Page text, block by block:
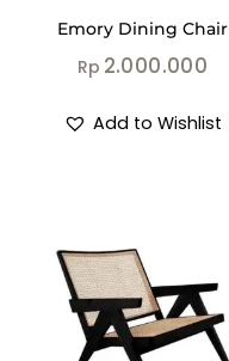
Emory Dining Chair
Rp 2.000.000
Add to Wishlist